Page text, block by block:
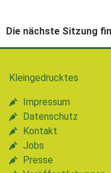
Die nächste Sitzung
Kleingedrucktes
Impressum
Datenschutz
Kontakt
Jobs
Presse